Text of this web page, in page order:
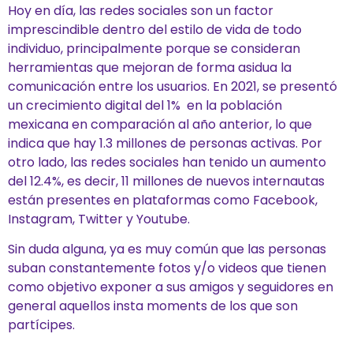
Hoy en día, las redes sociales son un factor
imprescindible dentro del estilo de vida de todo
individuo, principalmente porque se consideran
herramientas que mejoran de forma asidua la
comunicación entre los usuarios. En 2021, se presentó
un crecimiento digital del 1% en la población
mexicana en comparación al año anterior, lo que
indica que hay 1.3 millones de personas activas. Por
otro lado, las redes sociales han tenido un aumento
del 12.4%, es decir, 11 millones de nuevos internautas
están presentes en plataformas como Facebook,
Instagram, Twitter y Youtube.
Sin duda alguna, ya es muy común que las personas
suban constantemente fotos y/o videos que tienen
como objetivo exponer a sus amigos y seguidores en
general aquellos insta moments de los que son
partícipes.